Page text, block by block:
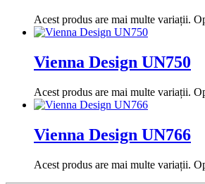
Acest produs are mai multe variații.
Vienna Design UN750
Acest produs are mai multe variații.
Vienna Design UN766
Acest produs are mai multe variații.